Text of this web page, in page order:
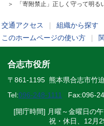
＞ 「寄附禁止」正しく守って明る
交通アクセス 組織から探す
このホームページの使い方
合志市役所
〒861-1195 熊本県合志市竹
Tel:096-248-1111 Fax:096-
[開庁時間] 月曜～金曜日の
祝・休日、12月